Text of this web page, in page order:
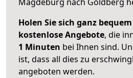
Holen Sie sich ganz
kostenlose Angebote, die
1 Minuten bei Ihnen sind.
ist, dass all dies zu
angeboten werden.